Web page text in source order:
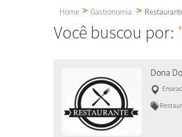
Home Gastronomia
Você buscou por:
Dona